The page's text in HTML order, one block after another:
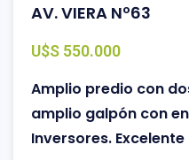
AV. VIERA Nº63
U$S 550.000
Amplio predio con
amplio galpón con
Inversores.